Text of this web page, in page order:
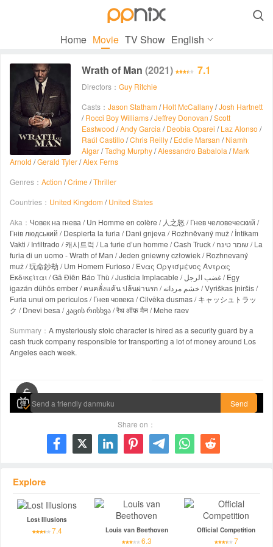

Home Movie TV Show English
Wrath of Man (2021) 7.1
Directors： Guy Ritchie
Casts： Jason Statham /Holt McCallany/Josh Hartnett
/Rocci Boy Williams/Jeffrey Donovan /Scott
Eastwood /Andy Garcia /Deobia Oparei /Laz Alonso /
Raúl Castillo /Chris Reilly/Eddie Marsan /Niamh
Algar/Tadhg Murphy/Alessandro Babalola /Mark
Arnold /Gerald Tyler/Alex Ferns
Genres： Action /Crime /Thriller
Countries： United Kingdom /United States
Aka： Човек на гнева / Un Homme en colère / 人之怒 / Гнев человеческий /
Гнів людський / Despierta la furia / Dani gnjeva / Rozhněvaný muž / İntikam
Vakti / Infiltrado / 캐시트럭 / La furie d’un homme / Cash Truck / שומר טינה / La
furia di un uomo - Wrath of Man / Jeden gniewny człowiek / Rozhnevaný
muž / 玩命鈔劫 / Um Homem Furioso / Ένας Οργισμένος Άντρας
Εκδικείται / Gã Điên Báo Thù / Justicia Implacable / غضب الرجل / Egy
igazán dühös ember / คนคลั่งแค้น ปล้นผ่านรก / خشم مردانه / Vyriškas įniršis /
Furia unui om periculos / Гнев човека / Cilvēka dusmas / キャッシュトラッ
ク / Dnevi besa / კაცის რისხვა / रैथ ऑफ़ मैन / Mehe raev
Summary： A mysteriously stoic character is hired as a security guard by a
cash truck company responsible for transporting a lot of money around Los
Angeles each week.
Send
Share on：
      
Explore
Lost Illusions
7.4 Louis van Beethoven
6.3
Official Competition
7